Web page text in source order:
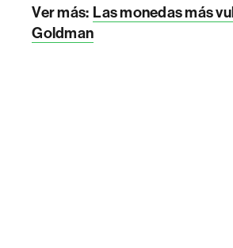
Ver más: Las monedas más
Goldman